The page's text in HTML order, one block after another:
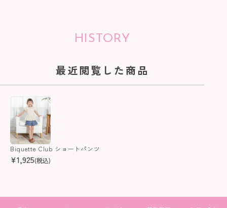
HISTORY
最近閲覧した商品
Biquette Club ショートパンツ
¥1,925(税込)